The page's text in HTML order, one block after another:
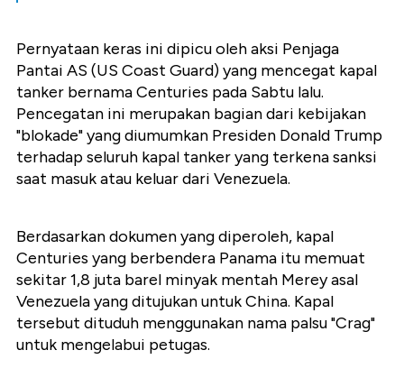
Pernyataan keras ini dipicu oleh aksi Penjaga
Pantai AS (US Coast Guard) yang mencegat kapal
tanker bernama Centuries pada Sabtu lalu.
Pencegatan ini merupakan bagian dari kebijakan
"blokade" yang diumumkan Presiden Donald Trump
terhadap seluruh kapal tanker yang terkena sanksi
saat masuk atau keluar dari Venezuela.
Berdasarkan dokumen yang diperoleh, kapal
Centuries yang berbendera Panama itu memuat
sekitar 1,8 juta barel minyak mentah Merey asal
Venezuela yang ditujukan untuk China. Kapal
tersebut dituduh menggunakan nama palsu "Crag"
untuk mengelabui petugas.